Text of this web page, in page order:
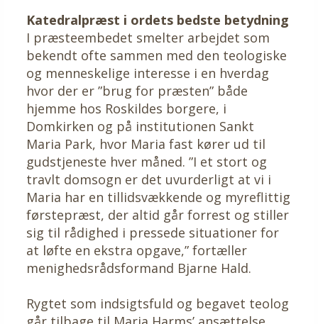
Katedralpræst i ordets bedste betydning
I præsteembedet smelter arbejdet som
bekendt ofte sammen med den teologiske
og menneskelige interesse i en hverdag
hvor der er ”brug for præsten” både
hjemme hos Roskildes borgere, i
Domkirken og på institutionen Sankt
Maria Park, hvor Maria fast kører ud til
gudstjeneste hver måned. ”I et stort og
travlt domsogn er det uvurderligt at vi i
Maria har en tillidsvækkende og myreflittig
førstepræst, der altid går forrest og stiller
sig til rådighed i pressede situationer for
at løfte en ekstra opgave,” fortæller
menighedsrådsformand Bjarne Hald.
Rygtet som indsigtsfuld og begavet teolog